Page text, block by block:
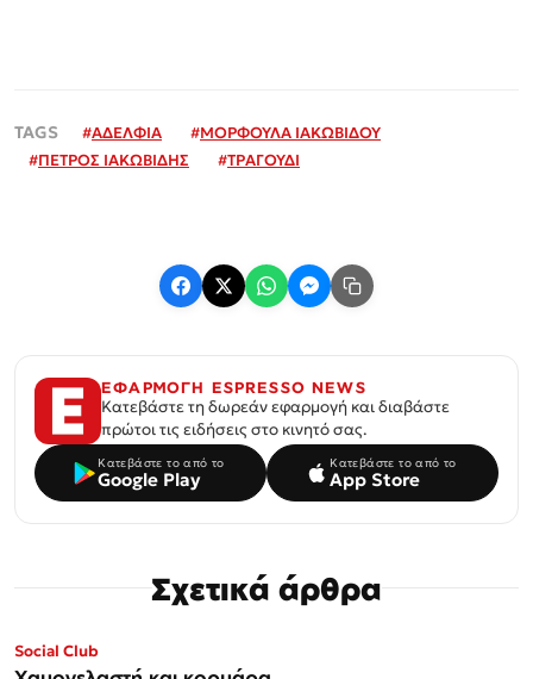
#ΑΔΕΛΦΙΑ #ΜΟΡΦΟΥΛΑ ΙΑΚΩΒΙΔΟΥ
#ΠΕΤΡΟΣ ΙΑΚΩΒΙΔΗΣ #ΤΡΑΓΟΥΔΙ
ΕΦΑΡΜΟΓΗ ESPRESSO NEWS
Κατεβάστε τη δωρεάν εφαρμογή και διαβάστε
πρώτοι τις ειδήσεις στο κινητό σας.
Κατεβάστε το από το
Google Play
Κατεβάστε το από το
App Store
Σχετικά άρθρα
Social Club